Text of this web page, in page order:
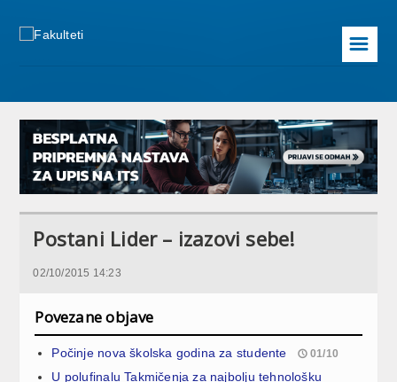
☰
Postani Lider – izazovi sebe!
02/10/2015 14:23
Povezane objave
Počinje nova školska godina za studente 01/10
U polufinalu Takmičenja za najbolju tehnološku